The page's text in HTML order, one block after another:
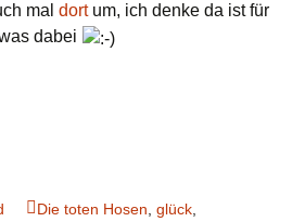
mal dort um, ich denke da ist für
dabei
Die toten Hosen glück